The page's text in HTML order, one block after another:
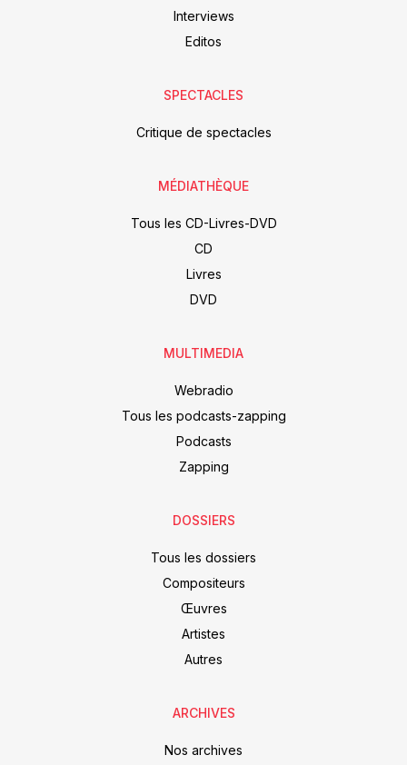
Interviews
Editos
SPECTACLES
Critique de spectacles
MÉDIATHÈQUE
Tous les CD-Livres-DVD
CD
Livres
DVD
MULTIMEDIA
Webradio
Tous les podcasts-zapping
Podcasts
Zapping
DOSSIERS
Tous les dossiers
Compositeurs
Œuvres
Artistes
Autres
ARCHIVES
Nos archives